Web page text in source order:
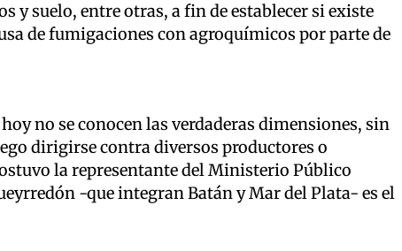
y suelo, entre otras, a fin de establecer si existe
de fumigaciones con agroquímicos por parte de
no se conocen las verdaderas dimensiones, sin
dirigirse contra diversos productores o
la representante del Ministerio Público
-que integran Batán y Mar del Plata- es el